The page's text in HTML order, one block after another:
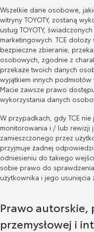
Wszelkie dane osobowe,
witryny TOYOTY, zostaną
usług TOYOTY,
marketingowych. TCE
bezpieczne zbieranie,
osobowych, zgodnie z
przekaże twoich danych
wyjątkiem innych podmiotów
Macie zawsze prawo
wykorzystania danych
W przypadkach, gdy TCE
monitorowania i / lub rewizji
zamieszczonego przez
przyjmuje żadnej
odniesieniu do takiego
sobie prawo do
użytkownika i jego usunięcia
Prawo autorskie,
przemysłowej i